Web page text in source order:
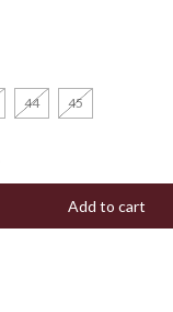
44 45